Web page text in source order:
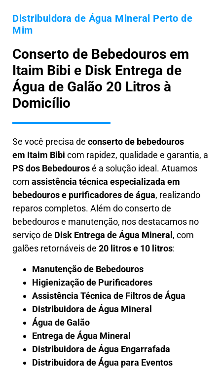
Distribuidora de Água Mineral Perto de
Mim
Conserto de Bebedouros em
Itaim Bibi e Disk Entrega de
Água de Galão 20 Litros à
Domicílio
Se você precisa de conserto de bebedouros
em Itaim Bibi com rapidez, qualidade e garantia, a
PS dos Bebedourosé a solução ideal. Atuamos
com assistência técnica especializada em
bebedouros e purificadores de água, realizando
reparos completos. Além do conserto de
bebedouros e manutenção, nos destacamos no
serviço de Disk Entrega de Água Mineral , com
galões retornáveis de 20 litros e 10 litros:
Manutenção de Bebedouros
Higienização de Purificadores
Assistência Técnica de Filtros de Água
Distribuidora de Água Mineral
Água de Galão
Entrega de Água Mineral
Distribuidora de Água Engarrafada
Distribuidora de Água para Eventos